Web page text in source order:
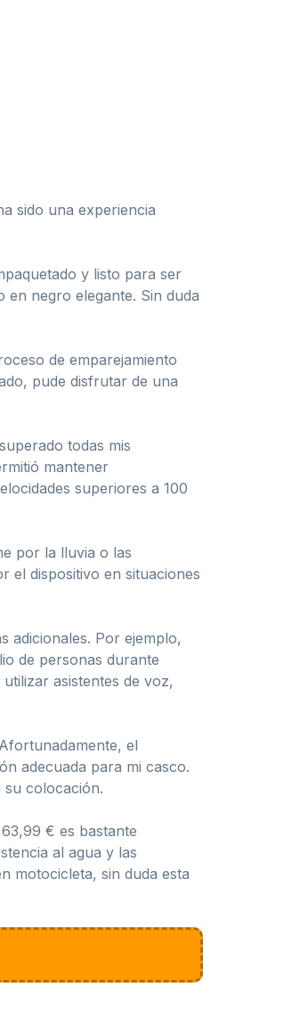
sido una experiencia
y listo para ser
en negro elegante. Sin duda
de emparejamiento
pude disfrutar de una
todas mis
mantener
superiores a 100
por la lluvia o las
el dispositivo en situaciones
adicionales. Por ejemplo,
de personas durante
asistentes de voz,
el
adecuada para mi casco.
colocación.
€ es bastante
al agua y las
motocicleta, sin duda esta